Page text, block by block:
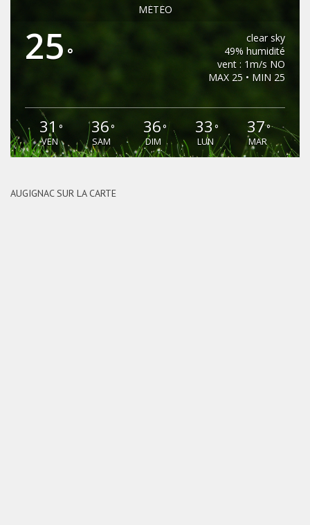
MÉTÉO
25 °
clear sky
49% humidité
vent : 1m/s NO
MAX 25 • MIN 25
31 °
VEN
36°
SAM
36°
DIM
33 °
LUN
37°
MAR
AUGIGNAC SUR LA CARTE